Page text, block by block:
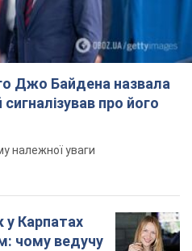
Джо Байдена назвала
про його
належної уваги
у Карпатах
чому ведучу